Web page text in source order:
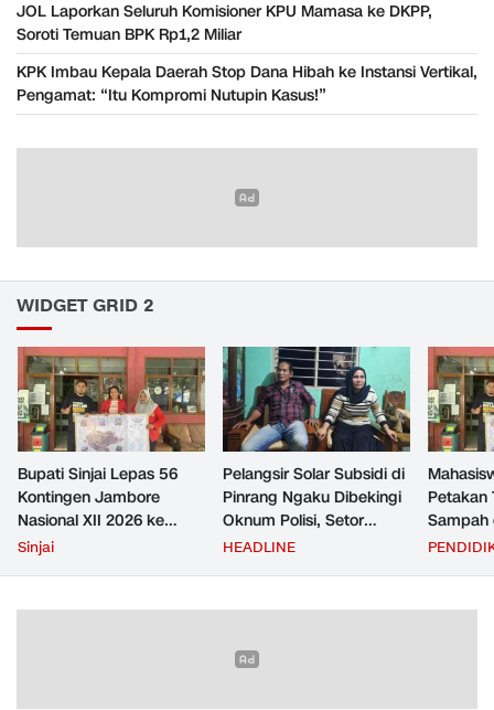
JOL Laporkan Seluruh Komisioner KPU Mamasa ke DKPP,
Soroti Temuan BPK Rp1,2 Miliar
KPK Imbau Kepala Daerah Stop Dana Hibah ke Instansi Vertikal,
Pengamat: “Itu Kompromi Nutupin Kasus!”
WIDGET GRID 2
Bupati Sinjai Lepas 56
Kontingen Jambore
Nasional XII 2026 ke
Cibubur
Sinjai
Pelangsir Solar Subsidi di
Pinrang Ngaku Dibekingi
Oknum Polisi, Setor
Rp2,5 Juta Per Bulan Lalu
HEADLINE
Petakan
Sampah
untuk